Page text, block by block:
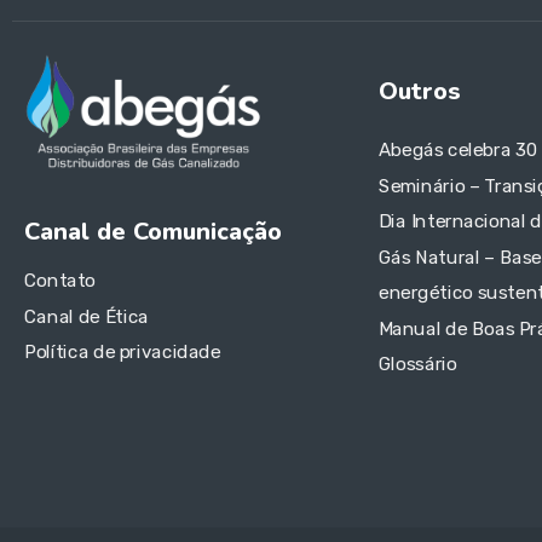
Canal de Comunicação
Contato
Canal de Ética
Política de privacidade
Outros
Abegás celebra 30
Seminário –
Dia Internacional
Gás Natural –
energético
Manual de Boas
Glossário